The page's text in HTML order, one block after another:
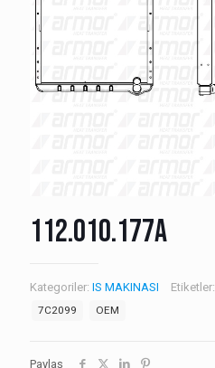
112.010.177A
Kategoriler: IS MAKINASI Etiketler:
7C2099
OEM
Paylaş